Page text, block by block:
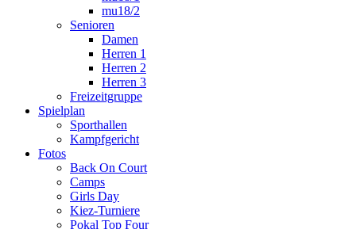
mu18/2
Senioren
Damen
Herren 1
Herren 2
Herren 3
Freizeitgruppe
Spielplan
Sporthallen
Kampfgericht
Fotos
Back On Court
Camps
Girls Day
Kiez-Turniere
Pokal Top Four